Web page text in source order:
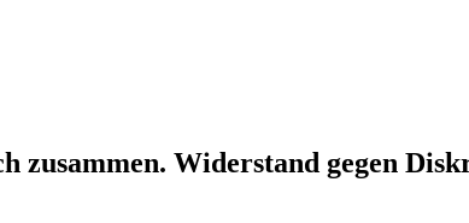
zusammen. Widerstand gegen